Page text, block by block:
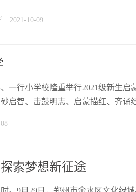
2021-10-09
一行小学校隆重举行2021级新生
启智、击鼓明志、启蒙描红、齐诵
索梦想新征途